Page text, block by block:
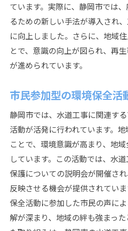
ています。実際に、静岡市では
るための新しい手法が導入され
に向上しました。さらに、地域
とで、意識の向上が図られ、再
が進められています。
市民参加型の環境保全活
静岡市では、水道工事に関連す
活動が活発に行われています。
ことで、環境意識が高まり、地
しています。この活動では、水
保護についての説明会が開催さ
反映させる機会が提供されてい
保全活動に参加した市民の声に
解が深まり、地域の絆も強まっ